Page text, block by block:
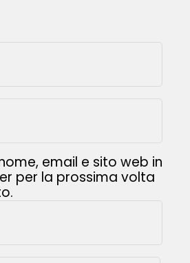
email e sito web in
per la prossima volta